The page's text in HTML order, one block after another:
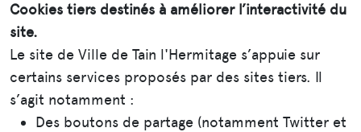
Cookies tiers destinés à améliorer l’interactivité du
site.
Le site de Ville de Tain l'Hermitage s’appuie sur
certains services proposés par des sites tiers. Il
s’agit notamment :
Des boutons de partage (notamment Twitter et